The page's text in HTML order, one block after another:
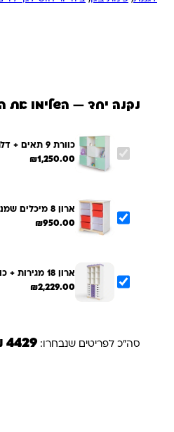
נקנה יחד — השלימו את
כוורת 9 תאים + דלתות
₪1,250.00
ארון 8 מיכלים שמנת
₪950.00
ארון 18 מגירות + כוורת
₪2,229.00
סה"כ לפריטים שנבחרו: 4429 ₪